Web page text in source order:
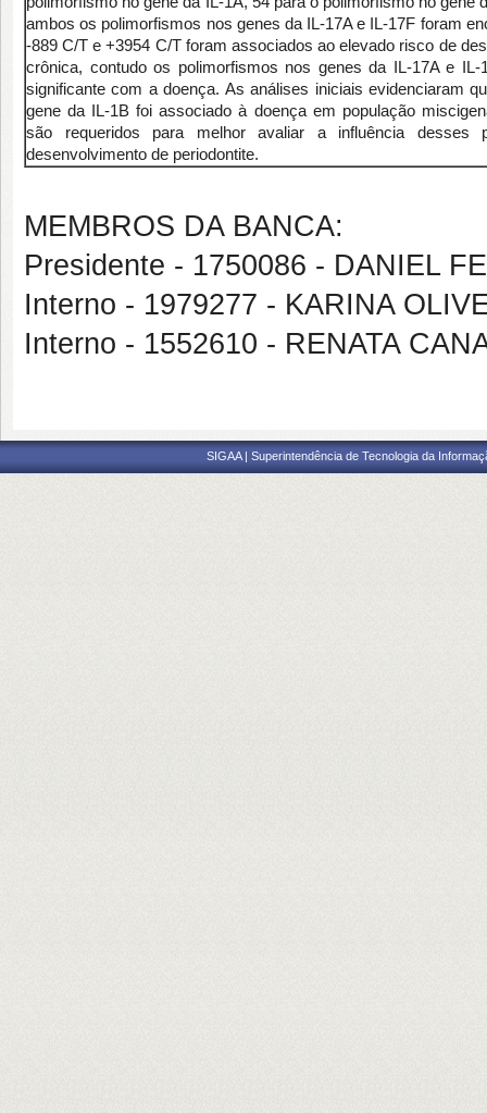
ambos os polimorfismos nos genes da IL-17A e IL-17F foram
-889 C/T e +3954 C/T foram associados ao elevado risco de
crônica, contudo os polimorfismos nos genes da IL-17A e IL-
significante com a doença. As análises iniciais evidenciaram
gene da IL-1B foi associado à doença em população
são requeridos para melhor avaliar a influência desses
desenvolvimento de periodontite.
MEMBROS DA BANCA:
Presidente - 1750086 - DANIEL
Interno - 1979277 - KARINA
Interno - 1552610 - RENATA
SIGAA | Superintendência de Tecnologia da